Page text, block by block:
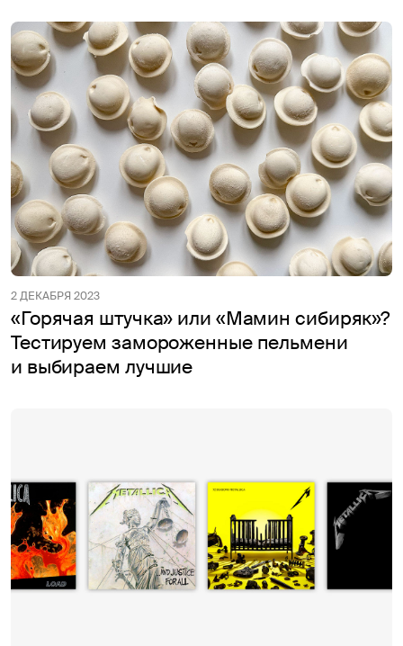
2 ДЕКАБРЯ 2023
«Горячая штучка» или «Мамин сибиряк»?
Тестируем замороженные пельмени
и выбираем лучшие